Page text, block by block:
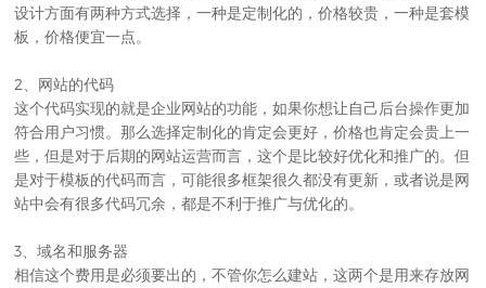
设计方面有两种方式选择，一种是定制化的，价格较贵，一种是套模
板，价格便宜一点。
2、网站的代码
这个代码实现的就是企业网站的功能，如果你想让自己后台操作更加
符合用户习惯。那么选择定制化的肯定会更好，价格也肯定会贵上一
些，但是对于后期的网站运营而言，这个是比较好优化和推广的。但
是对于模板的代码而言，可能很多框架很久都没有更新，或者说是网
站中会有很多代码冗余，都是不利于推广与优化的。
3、域名和服务器
相信这个费用是必须要出的，不管你怎么建站，这两个是用来存放网